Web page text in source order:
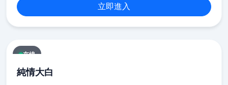
立即進入
在線
純情大白